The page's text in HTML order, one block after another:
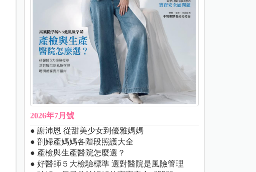
2026年7月號
● 謝沛恩 從甜美少女到優雅媽媽
● 剖婦產媽媽各階段照護大全
● 產檢與生產醫院怎麼選？
● 好醫師５大檢驗標準 選對醫院是風險管理